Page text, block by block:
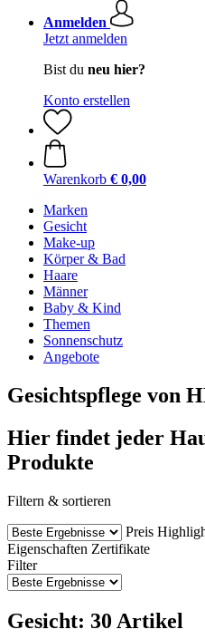
Anmelden
Jetzt anmelden
Bist du neu hier?
Konto erstellen
Warenkorb € 0,00
Marken
Gesicht
Make-up
Körper & Bad
Haare
Männer
Baby & Kind
Themen
Sonnenschutz
Angebote
Gesichtspflege von
Hier findet jeder
Produkte
Filtern & sortieren
Preis
Eigenschaften Zertifikate
Filter
Gesicht: 30 Artikel